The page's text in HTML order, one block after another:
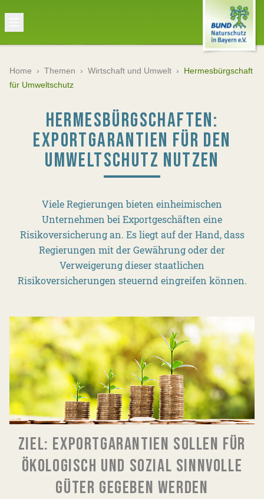
Home › Themen › Wirtschaft und Umwelt › Hermesbürgschaft
für Umweltschutz
HERMESBÜRGSCHAFTEN:
EXPORTGARANTIEN FÜR DEN
UMWELTSCHUTZ NUTZEN
Viele Regierungen bieten einheimischen
Unternehmen bei Exportgeschäften eine
Risikoversicherung an. Es liegt auf der Hand, dass
Regierungen mit der Gewährung oder der
Verweigerung dieser staatlichen
Risikoversicherungen steuernd eingreifen können.
ZIEL: EXPORTGARANTIEN SOLLEN FÜR
ÖKOLOGISCH UND SOZIAL SINNVOLLE
GÜTER GEGEBEN WERDEN